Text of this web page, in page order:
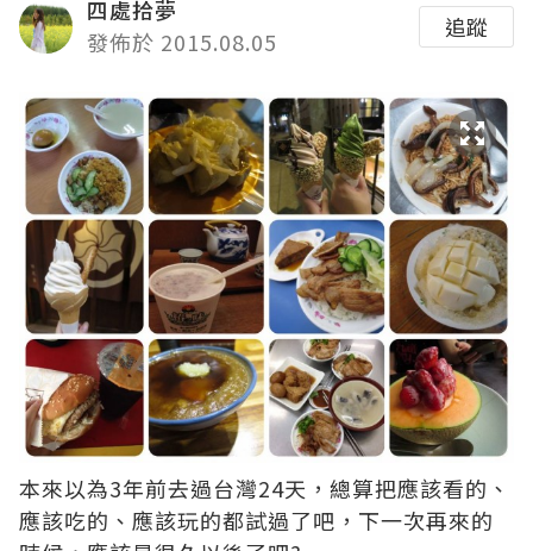
四處拾夢
發佈於 2015.08.05
追蹤
本來以為3年前去過台灣24天，總算把應該看的、
應該吃的、應該玩的都試過了吧，下一次再來的